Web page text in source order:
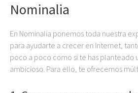
Nominalia
En Nominalia ponemos toda nuestra
para ayudarte a crecer en Internet,
poco a poco como si te has planteado
ambicioso. Para ello, te ofrecemos